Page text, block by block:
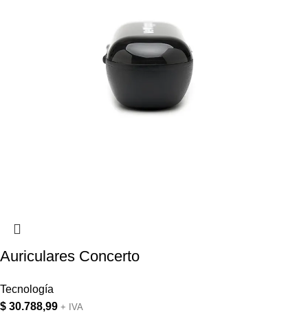
Auriculares Concerto
Tecnología
$ 30.788,99 + IVA